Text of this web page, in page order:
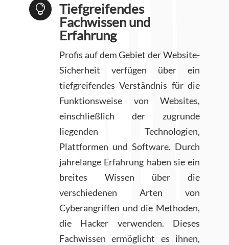

Tiefgreifendes
Fachwissen und
Erfahrung
Profis auf dem Gebiet der Website-
Sicherheit verfügen über ein
tiefgreifendes Verständnis für die
Funktionsweise von Websites,
einschließlich der zugrunde
liegenden Technologien,
Plattformen und Software. Durch
jahrelange Erfahrung haben sie ein
breites Wissen über die
verschiedenen Arten von
Cyberangriffen und die Methoden,
die Hacker verwenden. Dieses
Fachwissen ermöglicht es ihnen,